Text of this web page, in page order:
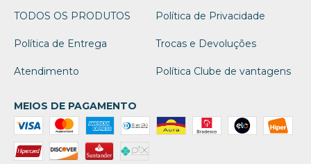
TODOS OS PRODUTOS
Política de Privacidade
Política de Entrega Trocas e Devoluções
Atendimento Política Clube de vantagens
MEIOS DE PAGAMENTO